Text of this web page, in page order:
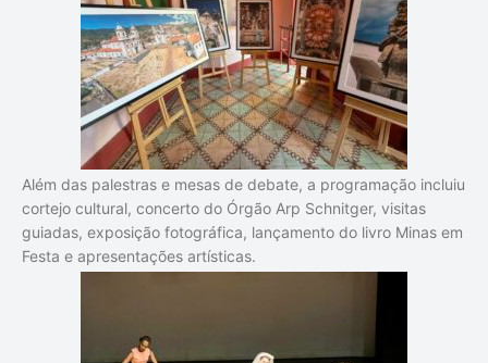
Além das palestras e mesas de debate, a programação incluiu
cortejo cultural, concerto do Órgão Arp Schnitger, visitas
guiadas, exposição fotográfica, lançamento do livro Minas em
Festa e apresentações artísticas.